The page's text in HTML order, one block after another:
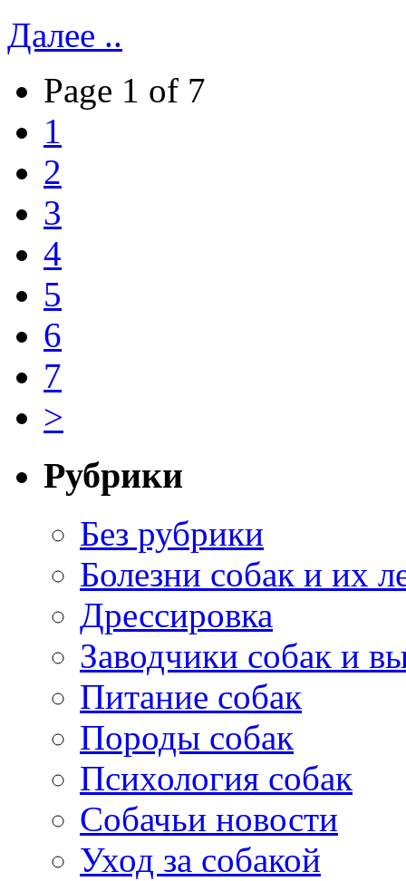
Далее ..
Page 1 of 7
1
2
3
4
5
6
7
>
Рубрики
Без рубрики
Болезни собак и их
Дрессировка
Заводчики собак и
Питание собак
Породы собак
Психология собак
Собачьи новости
Уход за собакой